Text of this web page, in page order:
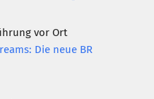
vor Ort
Die neue BR